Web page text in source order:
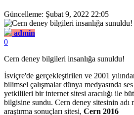
Güncelleme: Şubat 9, 2022 22:05
admin
0
Cern deney bilgileri insanlığa sunuldu!
İsviçre'de gerçekleştirilen ve 2001
bilimsel çalışmalar dünya medyasında
yetkilileri bir internet sitesi aracılığı ile
bilgisine sundu. Cern deney sitesinin adı
araştırma sonuçları sitesi, Cern 2016